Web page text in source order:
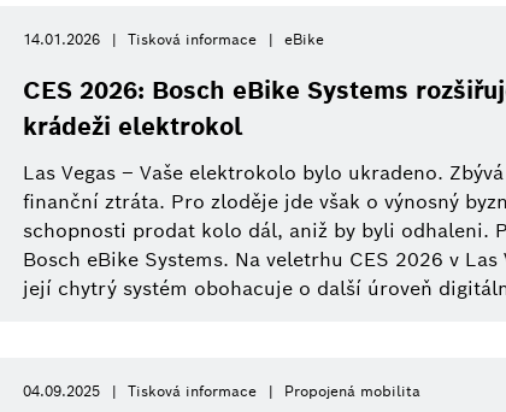
14.01.2026 Tisková informace eBike
CES 2026: Bosch eBike Systems
krádeži elektrokol
Las Vegas – Vaše elektrokolo bylo ukradeno.
finanční ztráta. Pro zloděje jde však o výnosný
schopnosti prodat kolo dál, aniž by byli odhaleni.
Bosch eBike Systems. Na veletrhu CES 2026 v
její chytrý systém obohacuje o další úroveň
04.09.2025 Tisková informace Propojená mobilita